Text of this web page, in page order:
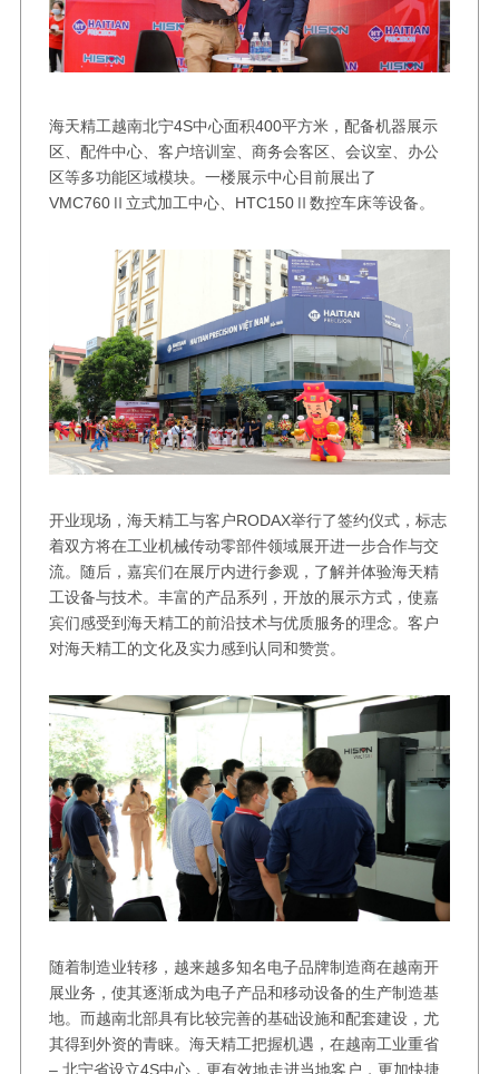
海天精工越南北宁4S中心面积400平方米，配备机器展示
区、配件中心、客户培训室、商务会客区、会议室、办公
区等多功能区域模块。一楼展示中心目前展出了
VMC760Ⅱ立式加工中心、HTC150Ⅱ数控车床等设备。
开业现场，海天精工与客户RODAX举行了签约仪式，标志
着双方将在工业机械传动零部件领域展开进一步合作与交
流。随后，嘉宾们在展厅内进行参观，了解并体验海天精
工设备与技术。丰富的产品系列，开放的展示方式，使嘉
宾们感受到海天精工的前沿技术与优质服务的理念。客户
对海天精工的文化及实力感到认同和赞赏。
随着制造业转移，越来越多知名电子品牌制造商在越南开
展业务，使其逐渐成为电子产品和移动设备的生产制造基
地。而越南北部具有比较完善的基础设施和配套建设，尤
其得到外资的青睐。海天精工把握机遇，在越南工业重省
– 北宁省设立4S中心，更有效地走进当地客户，更加快捷